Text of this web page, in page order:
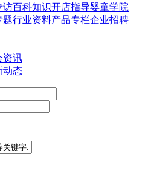
访百科知识开店指导婴童学院
题行业资料产品专栏企业招聘
资讯
动态